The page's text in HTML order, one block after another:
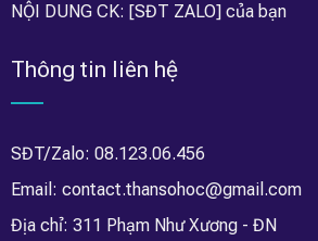
NỘI DUNG CK: [SĐT ZALO] của bạn
Thông tin liên hệ
SĐT/Zalo: 08.123.06.456
Email: contact.thansohoc@gmail.com
Địa chỉ: 311 Phạm Như Xương - ĐN